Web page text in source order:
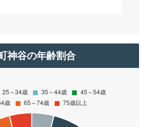
神谷の年齢割合